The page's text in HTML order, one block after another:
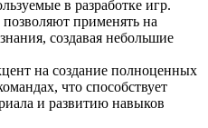
в разработке игр.
позволяют применять на
создавая небольшие
на создание полноценных
что способствует
и развитию навыков